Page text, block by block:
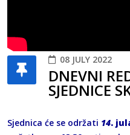
08 JULY 2022
DNEVNI
SJEDNICE
Sjednica će se održati 14.